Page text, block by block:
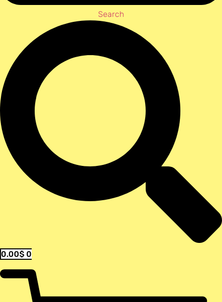
Search
0.00$ 0